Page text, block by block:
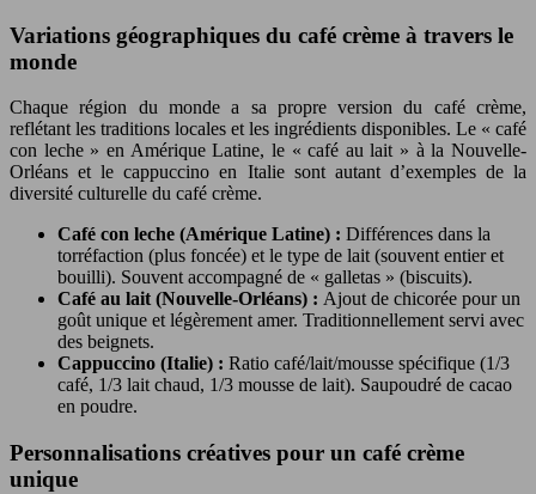
Variations géographiques du café crème à travers le
monde
Chaque région du monde a sa propre version du café crème,
reflétant les traditions locales et les ingrédients disponibles. Le « café
con leche » en Amérique Latine, le « café au lait » à la Nouvelle-
Orléans et le cappuccino en Italie sont autant d’exemples de la
diversité culturelle du café crème.
Café con leche (Amérique Latine) : Différences dans la
torréfaction (plus foncée) et le type de lait (souvent entier et
bouilli). Souvent accompagné de « galletas » (biscuits).
Café au lait (Nouvelle-Orléans) : Ajout de chicorée pour un
goût unique et légèrement amer. Traditionnellement servi avec
des beignets.
Cappuccino (Italie) : Ratio café/lait/mousse spécifique (1/3
café, 1/3 lait chaud, 1/3 mousse de lait). Saupoudré de cacao
en poudre.
Personnalisations créatives pour un café crème
unique